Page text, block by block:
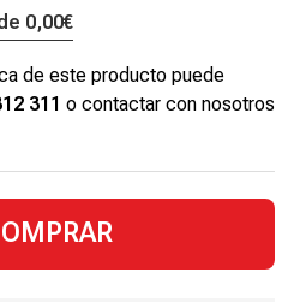
0,00€
de este producto puede
311 o contactar con nosotros